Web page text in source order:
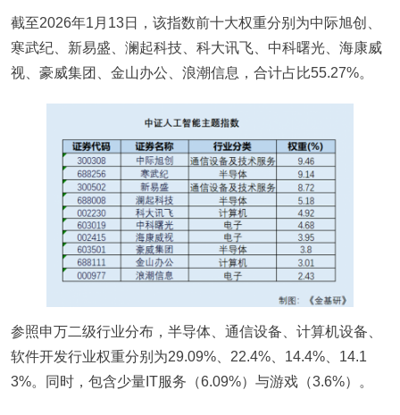
截至2026年1月13日，该指数前十大权重分别为中际旭创、
寒武纪、新易盛、澜起科技、科大讯飞、中科曙光、海康威
视、豪威集团、金山办公、浪潮信息，合计占比55.27%。
参照申万二级行业分布，半导体、通信设备、计算机设备、
软件开发行业权重分别为29.09%、22.4%、14.4%、14.1
3%。同时，包含少量IT服务（6.09%）与游戏（3.6%）。